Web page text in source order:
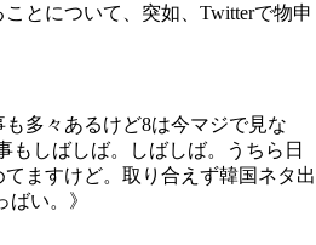
とについて、突如、Twitterで物申
も多々あるけど8は今マジで見な
もしばしば。しばしば。うちら日
ますけど。取り合えず韓国ネタ出
い。》